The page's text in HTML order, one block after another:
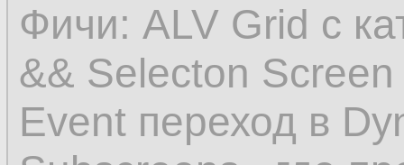
Фичи: ALV Grid с
&& Selecton
Event переход в